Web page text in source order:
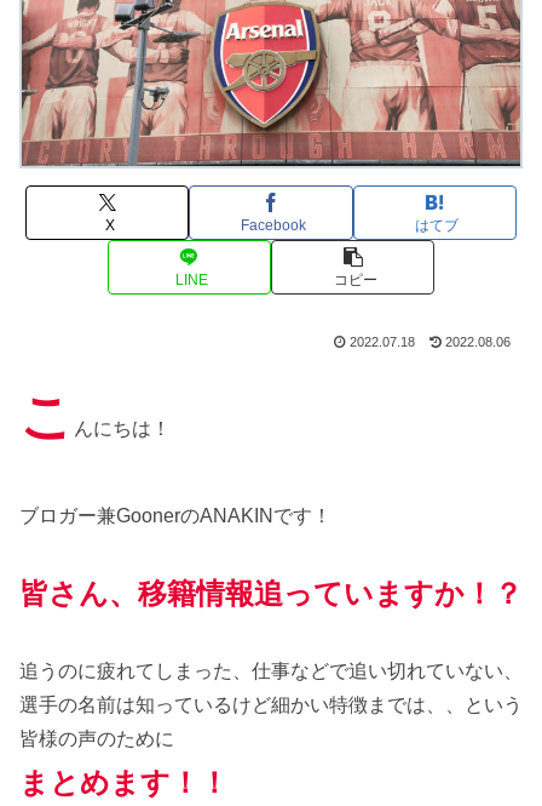
X Facebook はてブ
LINE コピー
2022.07.18 2022.08.06
こ んにちは！
ブロガー兼GoonerのANAKINです！
皆さん、移籍情報追っていますか！？
追うのに疲れてしまった、仕事などで追い切れていない、
選手の名前は知っているけど細かい特徴までは、、という
皆様の声のために
まとめます！！